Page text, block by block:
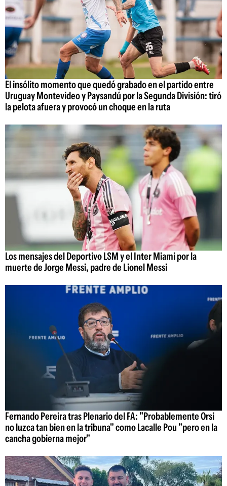
El insólito momento que quedó grabado en el partido entre
Uruguay Montevideo y Paysandú por la Segunda División: tiró
la pelota afuera y provocó un choque en la ruta
Los mensajes del Deportivo LSM y el Inter Miami por la
muerte de Jorge Messi, padre de Lionel Messi
Fernando Pereira tras Plenario del FA: "Probablemente Orsi
no luzca tan bien en la tribuna" como Lacalle Pou "pero en la
cancha gobierna mejor"